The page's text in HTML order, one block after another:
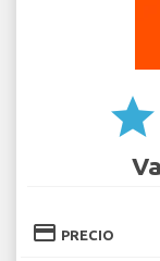
star
credit_card PRECIO